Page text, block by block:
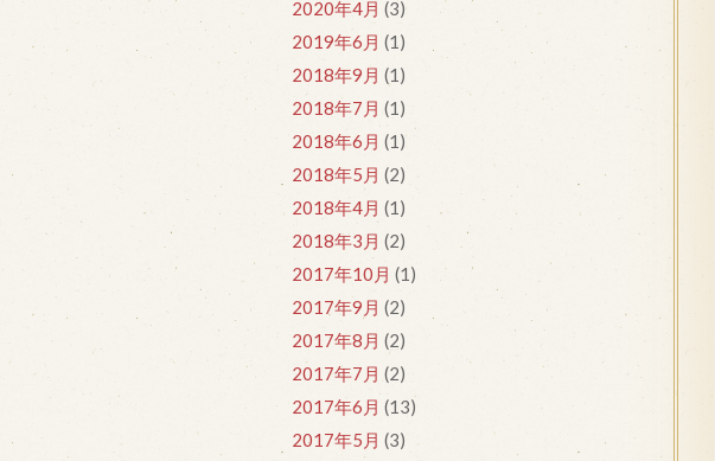
2020年4月 (3)
2019年6月 (1)
2018年9月 (1)
2018年7月 (1)
2018年6月 (1)
2018年5月 (2)
2018年4月 (1)
2018年3月 (2)
2017年10月 (1)
2017年9月 (2)
2017年8月 (2)
2017年7月 (2)
2017年6月 (13)
2017年5月 (3)